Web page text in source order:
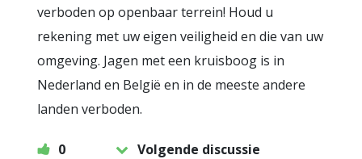
verboden op openbaar terrein! Houd u
rekening met uw eigen veiligheid en die van uw
omgeving. Jagen met een kruisboog is in
Nederland en België en in de meeste andere
landen verboden.
0
Volgende discussie